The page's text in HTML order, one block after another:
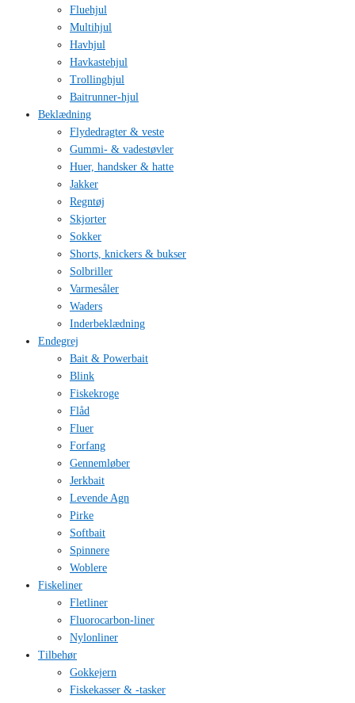
Fluehjul
Multihjul
Havhjul
Havkastehjul
Trollinghjul
Baitrunner-hjul
Beklædning
Flydedragter & veste
Gummi- & vadestøvler
Huer, handsker & hatte
Jakker
Regntøj
Skjorter
Sokker
Shorts, knickers & bukser
Solbriller
Varmesåler
Waders
Inderbeklædning
Endegrej
Bait & Powerbait
Blink
Fiskekroge
Flåd
Fluer
Forfang
Gennemløber
Jerkbait
Levende Agn
Pirke
Softbait
Spinnere
Woblere
Fiskeliner
Fletliner
Fluorocarbon-liner
Nylonliner
Tilbehør
Gokkejern
Fiskekasser & -tasker